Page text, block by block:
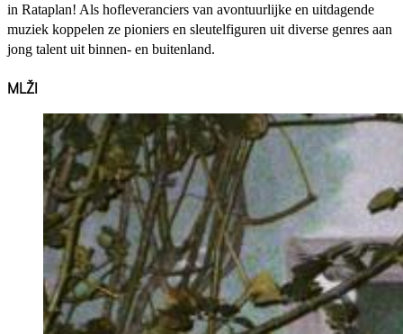
in Rataplan! Als hofleveranciers van avontuurlijke en uitdagende
muziek koppelen ze pioniers en sleutelfiguren uit diverse genres aan
jong talent uit binnen- en buitenland.
MLŽI